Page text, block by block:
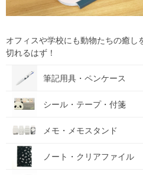
オフィスや学校にも動物たちの癒し
切れるはず！
筆記用具・ペンケース
シール・テープ・付箋
メモ・メモスタンド
ノート・クリアファイル